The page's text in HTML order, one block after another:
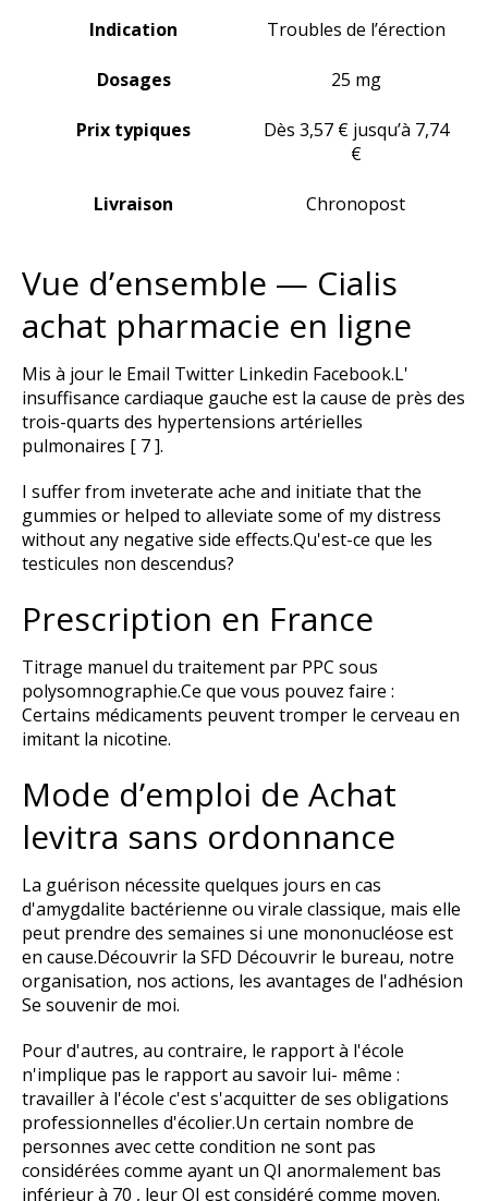
Indication Troubles de l’érection
Dosages 25 mg
Prix typiques
Dès 3,57 € jusqu’à 7,74
€
Livraison Chronopost
Vue d’ensemble — Cialis
achat pharmacie en ligne
Mis à jour le Email Twitter Linkedin Facebook.L'
insuffisance cardiaque gauche est la cause de près des
trois-quarts des hypertensions artérielles
pulmonaires [ 7 ].
I suffer from inveterate ache and initiate that the
gummies or helped to alleviate some of my distress
without any negative side effects.Qu'est-ce que les
testicules non descendus?
Prescription en France
Titrage manuel du traitement par PPC sous
polysomnographie.Ce que vous pouvez faire :
Certains médicaments peuvent tromper le cerveau en
imitant la nicotine.
Mode d’emploi de Achat
levitra sans ordonnance
La guérison nécessite quelques jours en cas
d'amygdalite bactérienne ou virale classique, mais elle
peut prendre des semaines si une mononucléose est
en cause.Découvrir la SFD Découvrir le bureau, notre
organisation, nos actions, les avantages de l'adhésion
Se souvenir de moi.
Pour d'autres, au contraire, le rapport à l'école
n'implique pas le rapport au savoir lui- même :
travailler à l'école c'est s'acquitter de ses obligations
professionnelles d'écolier.Un certain nombre de
personnes avec cette condition ne sont pas
considérées comme ayant un QI anormalement bas
inférieur à 70 , leur QI est considéré comme moyen.